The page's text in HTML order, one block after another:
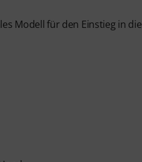
Modell für den Einstieg in